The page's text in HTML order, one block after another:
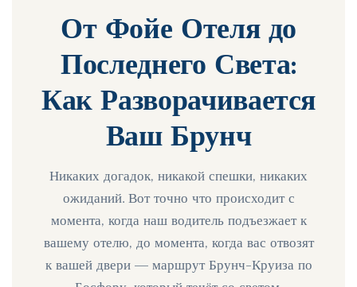
От Фойе Отеля до
Последнего Света:
Как Разворачивается
Ваш Брунч
Никаких догадок, никакой спешки, никаких
ожиданий. Вот точно что происходит с
момента, когда наш водитель подъезжает к
вашему отелю, до момента, когда вас отвозят
к вашей двери — маршрут Брунч-Круиза по